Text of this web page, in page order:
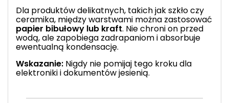
Dla produktów delikatnych, takich jak szkło czy
ceramika, między warstwami można zastosować
papier bibułowy lub kraft. Nie chroni on przed
wodą, ale zapobiega zadrapaniom i absorbuje
ewentualną kondensację.
Wskazanie: Nigdy nie pomijaj tego kroku dla
elektroniki i dokumentów jesienią.